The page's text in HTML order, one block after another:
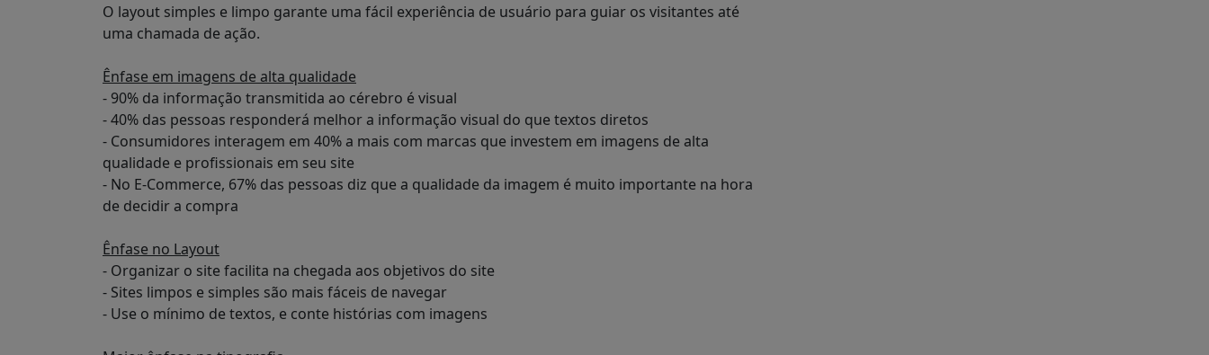
O layout simples e limpo garante uma fácil experiência de usuário para guiar os visitantes até
uma chamada de ação.
Ênfase em imagens de alta qualidade
- 90% da informação transmitida ao cérebro é visual
- 40% das pessoas responderá melhor a informação visual do que textos diretos
- Consumidores interagem em 40% a mais com marcas que investem em imagens de alta
qualidade e profissionais em seu site
- No E-Commerce, 67% das pessoas diz que a qualidade da imagem é muito importante na hora
de decidir a compra
Ênfase no Layout
- Organizar o site facilita na chegada aos objetivos do site
- Sites limpos e simples são mais fáceis de navegar
- Use o mínimo de textos, e conte histórias com imagens